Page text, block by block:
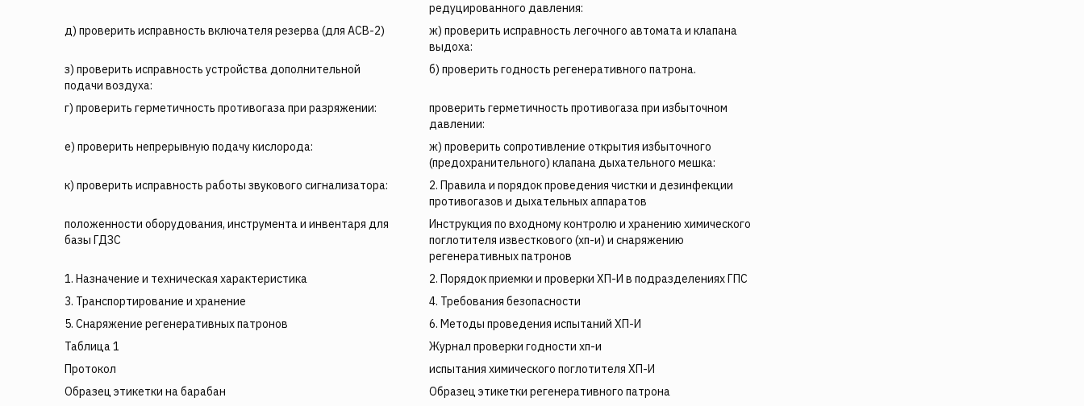
редуцированного давления:
д) проверить исправность включателя резерва (для АСВ-2)
ж) проверить исправность легочного автомата и клапана
выдоха:
з) проверить исправность устройства дополнительной
подачи воздуха:
б) проверить годность регенеративного патрона.
г) проверить герметичность противогаза при разряжении:
проверить герметичность противогаза при избыточном
давлении:
е) проверить непрерывную подачу кислорода:
ж) проверить сопротивление открытия избыточного
(предохранительного) клапана дыхательного мешка:
к) проверить исправность работы звукового сигнализатора:
2. Правила и порядок проведения чистки и дезинфекции
противогазов и дыхательных аппаратов
положенности оборудования, инструмента и инвентаря для
базы ГДЗС
Инструкция по входному контролю и хранению химического
поглотителя известкового (хп-и) и снаряжению
регенеративных патронов
1. Назначение и техническая характеристика
2. Порядок приемки и проверки ХП-И в подразделениях ГПС
3. Транспортирование и хранение
4. Требования безопасности
5. Снаряжение регенеративных патронов
6. Методы проведения испытаний ХП-И
Таблица 1
Журнал проверки годности хп-и
Протокол
испытания химического поглотителя ХП-И
Образец этикетки на барабан
Образец этикетки регенеративного патрона